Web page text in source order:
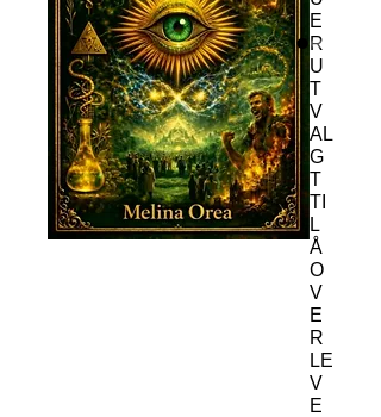
E
R
U
T
V
AL
G
T
TI
L
Å
O
V
E
R
LE
V
E